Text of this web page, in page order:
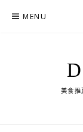
MENU
美食推